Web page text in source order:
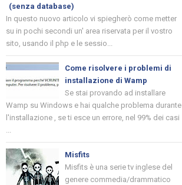
(senza database)
In questo nuovo articolo vi spiegherò come metter
su in pochi secondi un' area riservata per il vostro
sito, usando il php e le sessio...
Come risolvere i problemi di
installazione di Wamp
Se stai provando ad installare
Wamp su Windows e hai qualche problema durante
l'installazione , se ti esce un errore, nel 99% dei casi
...
Misfits
Misfits è una serie tv inglese del
genere commedia/drammatico